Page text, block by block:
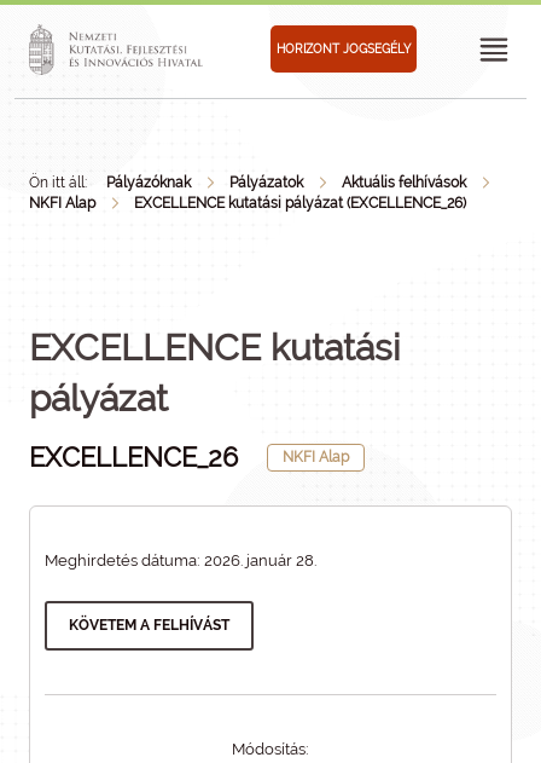
HORIZONT JOGSEGÉLY
Ön itt áll: Pályázóknak Pályázatok
Aktuális felhívások
NKFI Alap
EXCELLENCE kutatási pályázat (EXCELLENCE_26)
EXCELLENCE kutatási
pályázat
EXCELLENCE_26 NKFI Alap
Meghirdetés dátuma: 2026. január 28.
KÖVETEM A FELHÍVÁST
Módosítás: